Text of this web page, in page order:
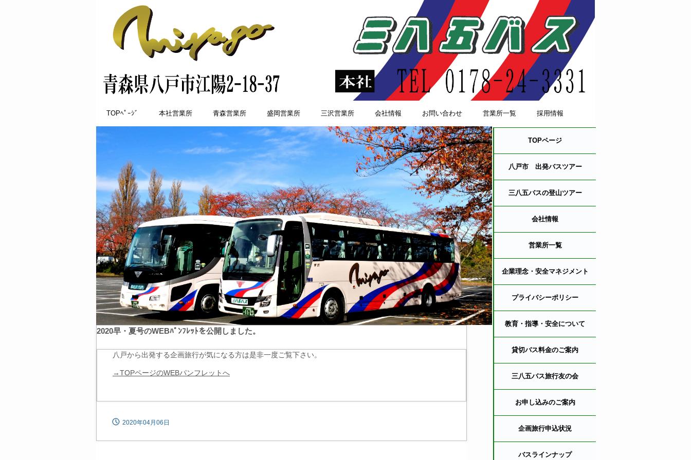
TOPﾍﾟｰｼﾞ 本社営業所 青森営業所 盛岡営業所 三沢営業所 会社情報 お問い合わせ 営業所一覧 採用情報
2020早・夏号のWEBﾊﾟﾝﾌﾚｯﾄを公開しました。
八戸から出発する企画旅行が気になる方は是非一度ご覧下さい。
→TOPページのWEBパンフレットへ
2020年04月06日
TOPページ
八戸市 出発バスツアー
三八五バスの登山ツアー
会社情報
営業所一覧
企業理念・安全マネジメント
プライバシーポリシー
教育・指導・安全について
貸切バス料金のご案内
三八五バス旅行友の会
お申し込みのご案内
企画旅行申込状況
バスラインナップ